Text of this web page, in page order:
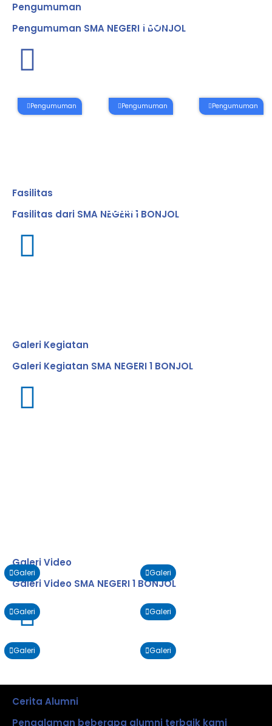
Pengumuman
Pengumuman SMA NEGERI 1 BONJOL
Pengumuman Pengumuman Pengumuman
Fasilitas
Fasilitas dari SMA NEGERI 1 BONJOL
Ruan
Galeri Kegiatan
Galeri Kegiatan SMA NEGERI 1 BONJOL
Galeri
Pramuka
Galeri
Galeri Galeri
Galeri Galeri
Galeri Video
Galeri Video SMA NEGERI 1 BONJOL
Cerita Alumni
Pengalaman beberapa alumni terbaik kami